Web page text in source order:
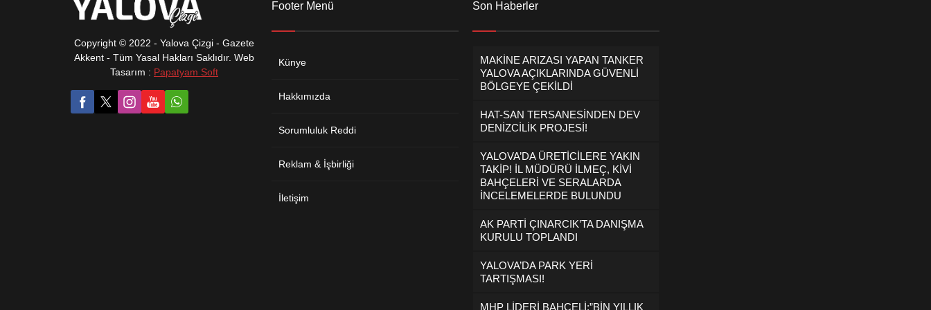
Copyright © 2022 - Yalova Çizgi - Gazete
Akkent - Tüm Yasal Hakları Saklıdır. Web
Tasarım : Papatyam Soft
Footer Menü
Künye
Hakkımızda
Sorumluluk Reddi
Reklam & İşbirliği
İletişim
Son Haberler
MAKİNE ARIZASI YAPAN TANKER
YALOVA AÇIKLARINDA GÜVENLİ
BÖLGEYE ÇEKİLDİ
HAT-SAN TERSANESİNDEN DEV
DENİZCİLİK PROJESİ!
YALOVA’DA ÜRETİCİLERE YAKIN
TAKİP! İL MÜDÜRÜ İLMEÇ, KİVİ
BAHÇELERİ VE SERALARDA
İNCELEMELERDE BULUNDU
AK PARTİ ÇINARCIK’TA DANIŞMA
KURULU TOPLANDI
YALOVA’DA PARK YERİ
TARTIŞMASI!
MHP LİDERİ BAHÇELİ:”BİN YILLIK